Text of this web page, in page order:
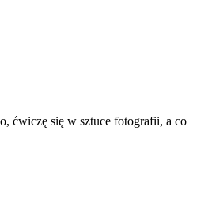
ćwiczę się w sztuce fotografii, a co